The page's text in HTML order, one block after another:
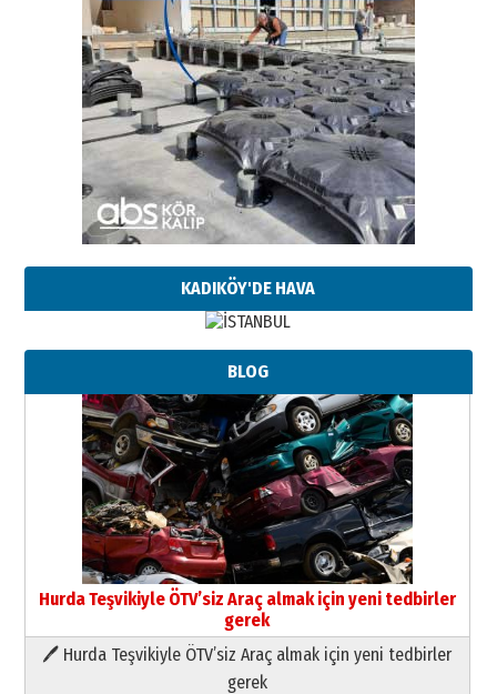
KADIKÖY'DE HAVA
BLOG
Hurda Teşvikiyle ÖTV’siz Araç almak için yeni tedbirler
gerek
🖊 Hurda Teşvikiyle ÖTV’siz Araç almak için yeni tedbirler
gerek
Neşat YALÇIN
Paranın Aile Kültüründeki Yeri
03 Ağustos 2026 Pazartesi
Yıldırım Gündoğdu
HAVVA’NIN ÜÇ KIZI
09 Temmuz 2026 Perşembe
Şampiyonluk Sebahattin Şirin’e
yazar
11 Mayıs 2026 Pazartesi